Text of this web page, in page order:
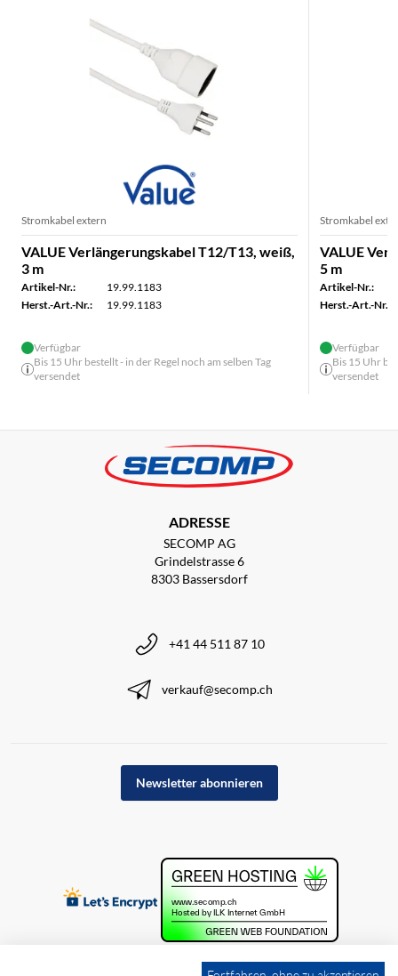
Stromkabel extern
VALUE Verlängerungskabel T12/T13, weiß,
3 m
Artikel-Nr.:
19.99.1183
Herst.-Art.-Nr.:
19.99.1183
Verfügbar
Bis 15 Uhr bestellt - in der Regel noch am selben Tag
versendet
Stromkabel
VALUE
5 m
Artikel-Nr.:
Herst.-Art.-Nr.:
Verfügbar
Bis 15 Uhr
versendet
ADRESSE
SECOMP AG
Grindelstrasse 6
8303 Bassersdorf
+41 44 511 87 10
verkauf@secomp.ch
Newsletter abonnieren